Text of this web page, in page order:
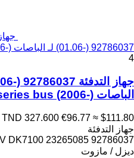
(01.06-) 92786037 لـ الباصات Scania K,N,F-series bus (2006-)
4
الباصات Scania K,N,F-series bus (2006-)
TND 327.600 €96.77 ≈ $111.80
جهاز التدفئة
92786037 3X400V DK7100 23265085
ديزل / مازوت